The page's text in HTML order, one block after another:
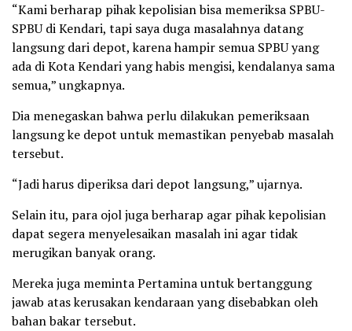
“Kami berharap pihak kepolisian bisa memeriksa SPBU-
SPBU di Kendari, tapi saya duga masalahnya datang
langsung dari depot, karena hampir semua SPBU yang
ada di Kota Kendari yang habis mengisi, kendalanya sama
semua,” ungkapnya.
Dia menegaskan bahwa perlu dilakukan pemeriksaan
langsung ke depot untuk memastikan penyebab masalah
tersebut.
“Jadi harus diperiksa dari depot langsung,” ujarnya.
Selain itu, para ojol juga berharap agar pihak kepolisian
dapat segera menyelesaikan masalah ini agar tidak
merugikan banyak orang.
Mereka juga meminta Pertamina untuk bertanggung
jawab atas kerusakan kendaraan yang disebabkan oleh
bahan bakar tersebut.